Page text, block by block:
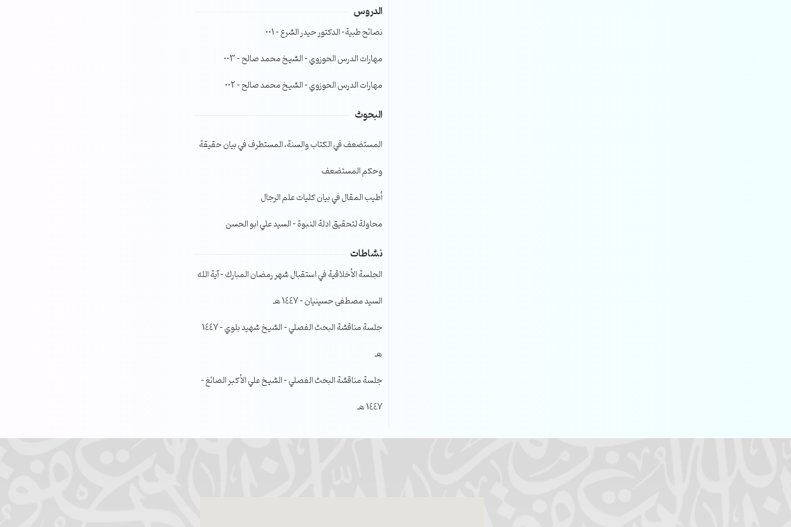
الصوت.الدروس
نصائح طبية- الدكتور حيدر الشرع – 001
مهارات الدرس الحوزوي – الشيخ محمد صالح – 003
مهارات الدرس الحوزوي – الشيخ محمد صالح – 002
البحوث
المستضعف في الكتاب والسنة، المستطرف في بيان حقيقة
وحكم المستضعف
أطيب المقال في بيان كليات علم الرجال
محاولة لتحقيق ادلة النبوة – السيد علي ابو الحسن
نشاطات
الجلسة الأخلاقية في استقبال شهر رمضان المبارك – آية الله
السيد مصطفى حسينيان – 1447 هـ
جلسة مناقشة البحث الفصلي – الشيخ شهيد بلوي – 1447
هـ
جلسة مناقشة البحث الفصلي – الشيخ علي الأكبر الصائغ –
1447 هـ